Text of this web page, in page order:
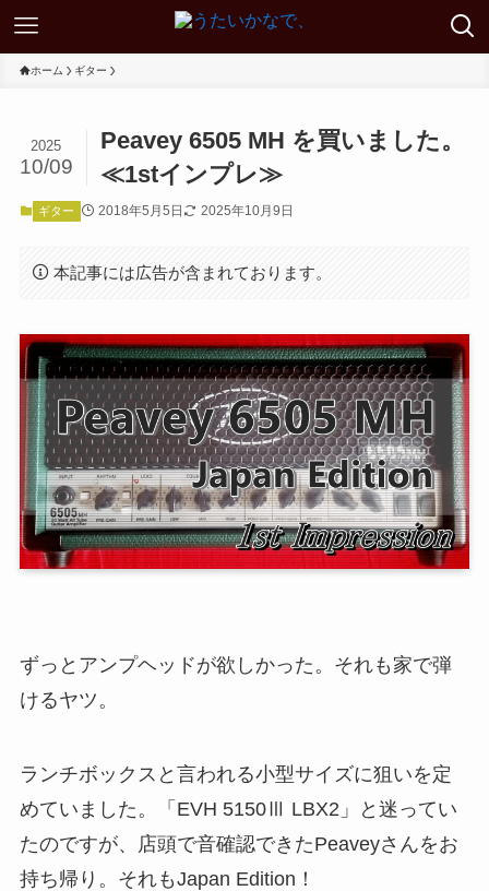
ホーム ギター
Peavey 6505 MH を買いました。
≪1stインプレ≫
2025
10/09
ギター 2018年5月5日 2025年10月9日
本記事には広告が含まれております。
ずっとアンプヘッドが欲しかった。それも家で弾
けるヤツ。
ランチボックスと言われる小型サイズに狙いを定
めていました。「EVH 5150Ⅲ LBX2」と迷ってい
たのですが、店頭で音確認できたPeaveyさんをお
持ち帰り。それもJapan Edition！